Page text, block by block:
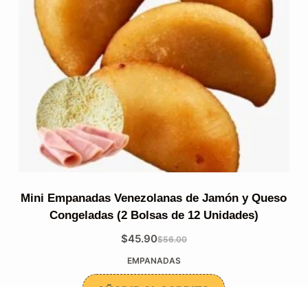
Mini Empanadas Venezolanas de Jamón y Queso
Congeladas (2 Bolsas de 12 Unidades)
$56.00
El
precio
original
$45.90
El
precio
actual
EMPANADAS